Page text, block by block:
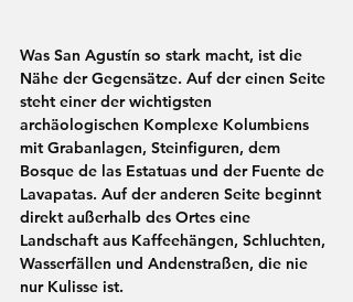
Was San Agustín so stark macht, ist die
Nähe der Gegensätze. Auf der einen Seite
steht einer der wichtigsten
archäologischen Komplexe Kolumbiens
mit Grabanlagen, Steinfiguren, dem
Bosque de las Estatuas und der Fuente de
Lavapatas. Auf der anderen Seite beginnt
direkt außerhalb des Ortes eine
Landschaft aus Kaffeehängen, Schluchten,
Wasserfällen und Andenstraßen, die nie
nur Kulisse ist.